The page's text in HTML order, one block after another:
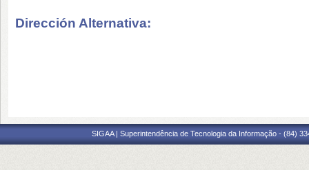
Dirección Alternativa:
SIGAA | Superintendência de Tecnologia da Informação - (84)